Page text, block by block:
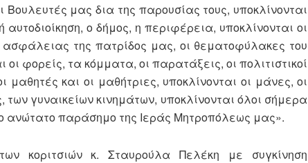
Βουλευτές μας δια της παρουσίας τους, υποκλίνονται
ο δήμος, η περιφέρεια, υποκλίνονται οι
ασφάλειας της πατρίδος μας, οι θεματοφύλακες του
φορείς, τα κόμματα, οι παρατάξεις, οι πολιτιστικοί
μαθητές και οι μαθήτριες, υποκλίνονται οι μάνες, οι
των γυναικείων κινημάτων, υποκλίνονται όλοι σήμερα
ανώτατο παράσημο της Ιεράς Μητροπόλεως μας».
κοριτσιών κ. Σταυρούλα Πελέκη με συγκίνηση